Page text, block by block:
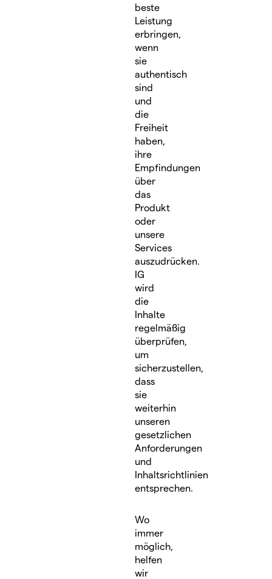
beste
Leistung
erbringen,
wenn
sie
authentisch
sind
und
die
Freiheit
haben,
ihre
Empfindungen
über
das
Produkt
oder
unsere
Services
auszudrücken.
IG
wird
die
Inhalte
regelmäßig
überprüfen,
um
sicherzustellen,
dass
sie
weiterhin
unseren
gesetzlichen
Anforderungen
und
Inhaltsrichtlinien
entsprechen.
Wo
immer
möglich,
helfen
wir